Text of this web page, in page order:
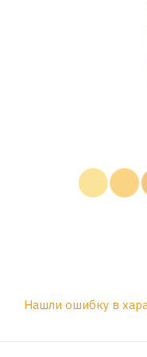
Нашли ошибку в